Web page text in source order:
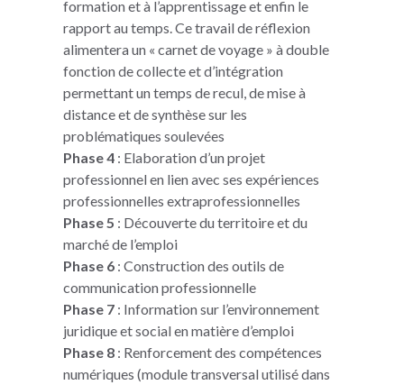
formation et à l’apprentissage et enfin le
rapport au temps. Ce travail de réflexion
alimentera un « carnet de voyage » à double
fonction de collecte et d’intégration
permettant un temps de recul, de mise à
distance et de synthèse sur les
problématiques soulevées
Phase 4 : Elaboration d’un projet
professionnel en lien avec ses expériences
professionnelles extraprofessionnelles
Phase 5 : Découverte du territoire et du
marché de l’emploi
Phase 6 : Construction des outils de
communication professionnelle
Phase 7 : Information sur l’environnement
juridique et social en matière d’emploi
Phase 8 : Renforcement des compétences
numériques (module transversal utilisé dans